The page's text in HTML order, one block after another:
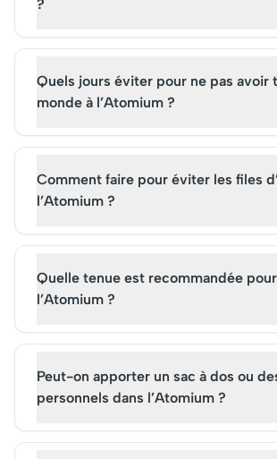
?
Quels jours éviter pour ne pas avoir
monde à l’Atomium ?
Comment faire pour éviter les files
l’Atomium ?
Quelle tenue est recommandée
l’Atomium ?
Peut-on apporter un sac à dos ou
personnels dans l’Atomium ?